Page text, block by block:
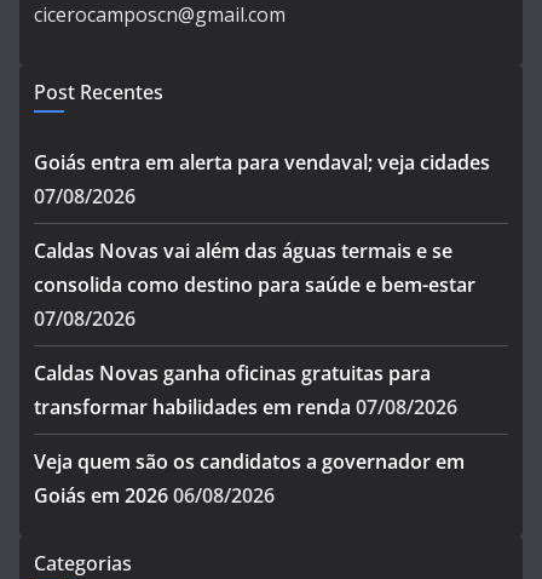
cicerocamposcn@gmail.com
Post Recentes
Goiás entra em alerta para vendaval; veja cidades
07/08/2026
Caldas Novas vai além das águas termais e se
consolida como destino para saúde e bem-estar
07/08/2026
Caldas Novas ganha oficinas gratuitas para
transformar habilidades em renda 07/08/2026
Veja quem são os candidatos a governador em
Goiás em 202606/08/2026
Categorias